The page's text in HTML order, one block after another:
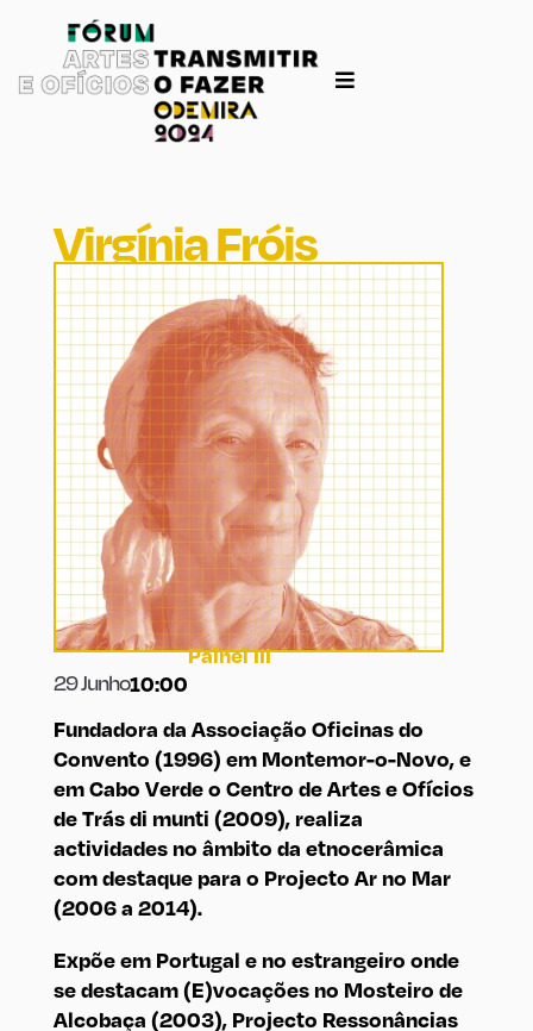
Virgínia Fróis
29 Junho10:00
Painel III
Fundadora da Associação Oficinas do
Convento (1996) em Montemor-o-Novo, e
em Cabo Verde o Centro de Artes e Ofícios
de Trás di munti (2009), realiza
actividades no âmbito da etnocerâmica
com destaque para o Projecto Ar no Mar
(2006 a 2014).
Expõe em Portugal e no estrangeiro onde
se destacam (E)vocações no Mosteiro de
Alcobaça (2003), Projecto Ressonâncias